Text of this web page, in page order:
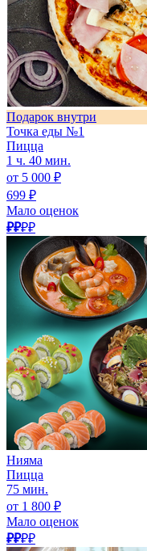
Подарок внутри
Точка еды №1
Пицца
1 ч. 40 мин.
от 5 000 ₽
699 ₽
Мало оценок
₽₽₽₽
Нияма
Пицца
75 мин.
от 1 800 ₽
Мало оценок
₽₽₽₽